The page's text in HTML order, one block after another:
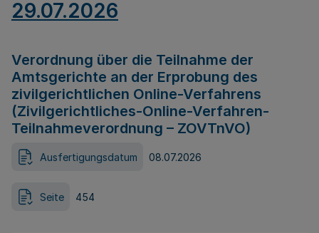
29.07.2026
Verordnung über die Teilnahme der
Amtsgerichte an der Erprobung des
zivilgerichtlichen Online-Verfahrens
(Zivilgerichtliches-Online-Verfahren-
Teilnahmeverordnung – ZOVTnVO)
Ausfertigungsdatum 08.07.2026
Seite 454